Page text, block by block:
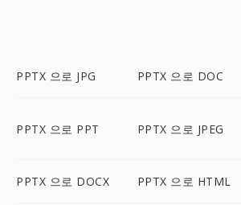
PPTX 으로 JPG PPTX 으로 DOC
PPTX 으로 PPT PPTX 으로 JPEG
PPTX 으로 DOCX PPTX 으로 HTML